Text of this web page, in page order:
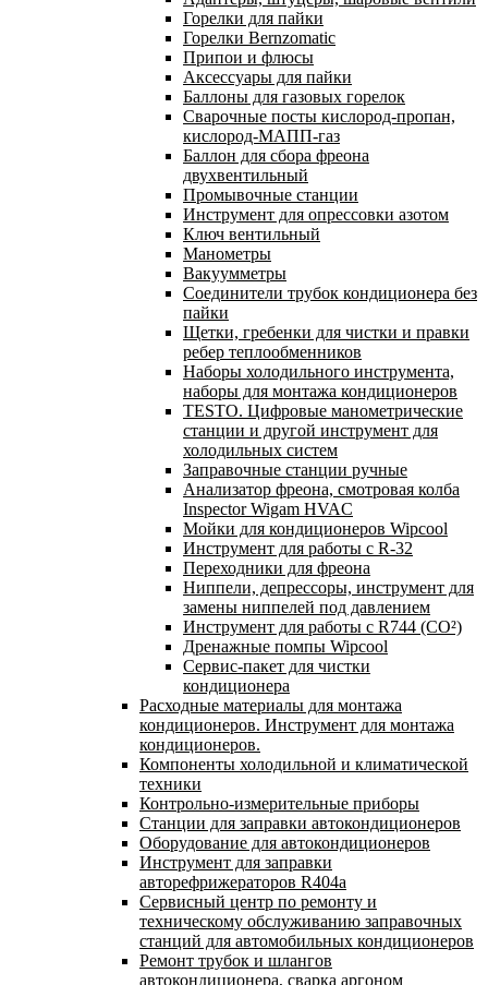
Горелки для пайки
Горелки Bernzomatic
Припои и флюсы
Аксессуары для пайки
Баллоны для газовых горелок
Сварочные посты кислород-пропан,
кислород-МАПП-газ
Баллон для сбора фреона
двухвентильный
Промывочные станции
Инструмент для опрессовки азотом
Ключ вентильный
Манометры
Вакуумметры
Соединители трубок кондиционера без
пайки
Щетки, гребенки для чистки и правки
ребер теплообменников
Наборы холодильного инструмента,
наборы для монтажа кондиционеров
TESTO. Цифровые манометрические
станции и другой инструмент для
холодильных систем
Заправочные станции ручные
Анализатор фреона, смотровая колба
Inspector Wigam HVAC
Мойки для кондиционеров Wipcool
Инструмент для работы с R-32
Переходники для фреона
Ниппели, депрессоры, инструмент для
замены ниппелей под давлением
Инструмент для работы с R744 (CO²)
Дренажные помпы Wipcool
Сервис-пакет для чистки
кондиционера
Расходные материалы для монтажа
кондиционеров. Инструмент для монтажа
кондиционеров.
Компоненты холодильной и климатической
техники
Контрольно-измерительные приборы
Станции для заправки автокондиционеров
Оборудование для автокондиционеров
Инструмент для заправки
авторефрижераторов R404a
Сервисный центр по ремонту и
техническому обслуживанию заправочных
станций для автомобильных кондиционеров
Ремонт трубок и шлангов
автокондиционера, сварка аргоном